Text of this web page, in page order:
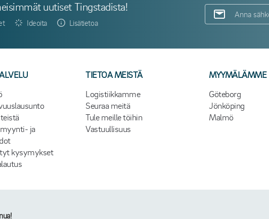
uutiset Tingstadista!
Ideoita Lisätietoa
ja
kysymykset
TIETOA MEISTÄ
Logistiikkamme
Seuraa meitä
Tule meille töihin
Vastuullisuus
MYYMÄLÄMME
Göteborg
Jönköping
Malmö